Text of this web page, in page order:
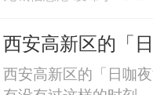
西安高新区的「
晚容纳温柔
西安高新区的「日咖